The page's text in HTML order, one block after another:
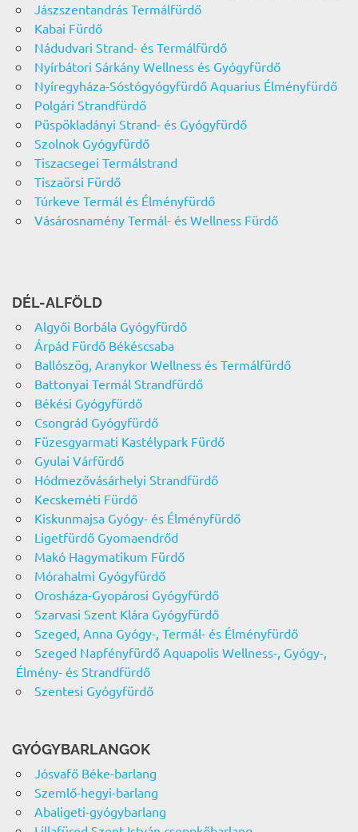
Jászszentandrás Termálfürdő
Kabai Fürdő
Nádudvari Strand- és Termálfürdő
Nyírbátori Sárkány Wellness és Gyógyfürdő
Nyíregyháza-Sóstógyógyfürdő Aquarius Élményfürdő
Polgári Strandfürdő
Püspökladányi Strand- és Gyógyfürdő
Szolnok Gyógyfürdő
Tiszacsegei Termálstrand
Tiszaörsi Fürdő
Túrkeve Termál és Élményfürdő
Vásárosnamény Termál- és Wellness Fürdő
DÉL-ALFÖLD
Algyői Borbála Gyógyfürdő
Árpád Fürdő Békéscsaba
Ballószög, Aranykor Wellness és Termálfürdő
Battonyai Termál Strandfürdő
Békési Gyógyfürdő
Csongrád Gyógyfürdő
Füzesgyarmati Kastélypark Fürdő
Gyulai Várfürdő
Hódmezővásárhelyi Strandfürdő
Kecskeméti Fürdő
Kiskunmajsa Gyógy- és Élményfürdő
Ligetfürdő Gyomaendrőd
Makó Hagymatikum Fürdő
Mórahalmi Gyógyfürdő
Orosháza-Gyopárosi Gyógyfürdő
Szarvasi Szent Klára Gyógyfürdő
Szeged, Anna Gyógy-, Termál- és Élményfürdő
Szeged Napfényfürdő Aquapolis Wellness-, Gyógy-,
Élmény- és Strandfürdő
Szentesi Gyógyfürdő
GYÓGYBARLANGOK
Jósvafő Béke-barlang
Szemlő-hegyi-barlang
Abaligeti-gyógybarlang